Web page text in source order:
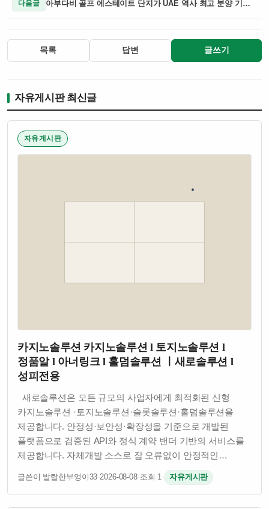
다음글 아부다비 골프 에스테이트 단지가 UAE 역사 최고 분양 기록을 세우며 주거와 라이프스타일을 결합한 새로운 모델로 주목받음
목록 답변 글쓰기
자유게시판 최신글
자유게시판
카지노솔루션 카지노솔루션 l 토지노솔루션 l
정품알 l 아너링크 l 홀덤솔루션 ㅣ새로솔루션 l
성피전용
새로솔루션은 모든 규모의 사업자에게 최적화된 신형
카지노솔루션 ·토지노솔루션·슬롯솔루션·홀덤솔루션을
제공합니다. 안정성·보안성·확장성을 기준으로 개발된
플랫폼으로 검증된 API와 정식 계약 밴더 기반의 서비스를
제공합니다. 자체개발 소스로 잡 오류없이 안정적인…
글쓴이 발랄한부엉이33·2026-08-08·조회 1· 자유게시판